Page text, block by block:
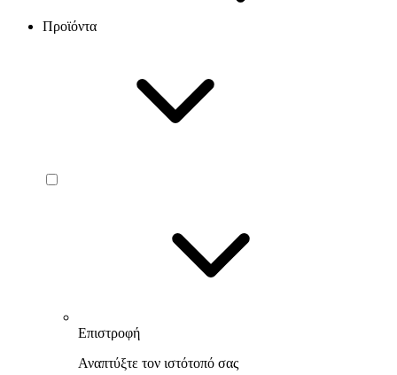
Προϊόντα
Επιστροφή
Αναπτύξτε τον ιστότοπό σας